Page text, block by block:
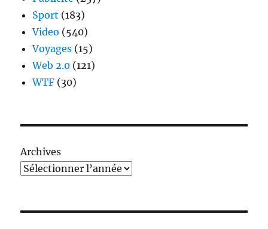
Sport (183)
Video (540)
Voyages (15)
Web 2.0 (121)
WTF (30)
Archives